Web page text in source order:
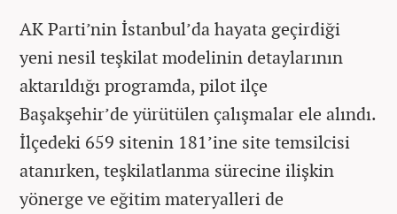
AK Parti’nin İstanbul’da hayata geçirdiği
yeni nesil teşkilat modelinin detaylarının
aktarıldığı programda, pilot ilçe
Başakşehir’de yürütülen çalışmalar ele alındı.
İlçedeki 659 sitenin 181’ine site temsilcisi
atanırken, teşkilatlanma sürecine ilişkin
yönerge ve eğitim materyalleri de